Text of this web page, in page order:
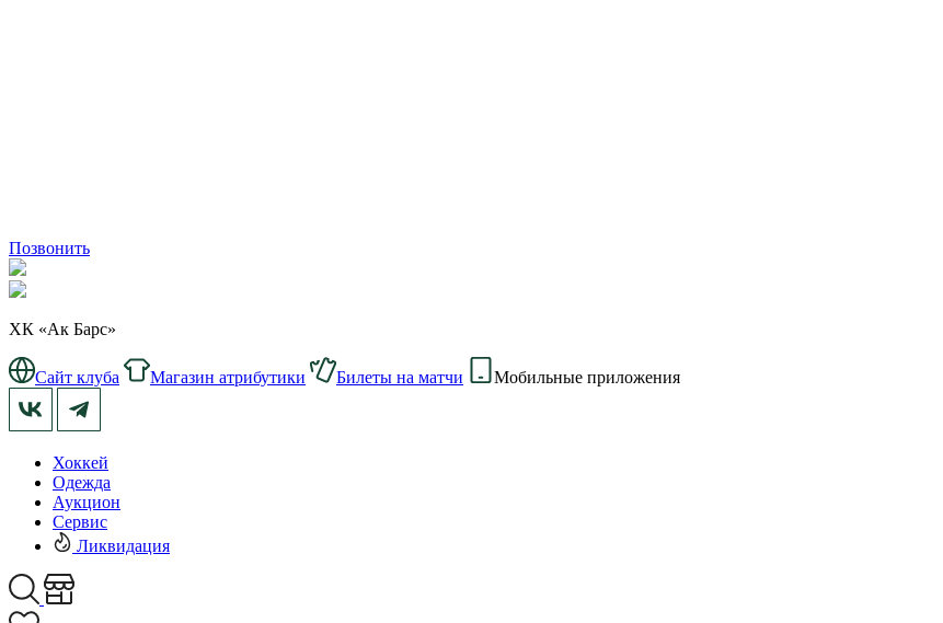
Позвонить
ХК «Ак Барс»
Сайт клуба Магазин атрибутики Билеты на матчи Мобильные приложения
Хоккей
Одежда
Аукцион
Сервис
Ликвидация